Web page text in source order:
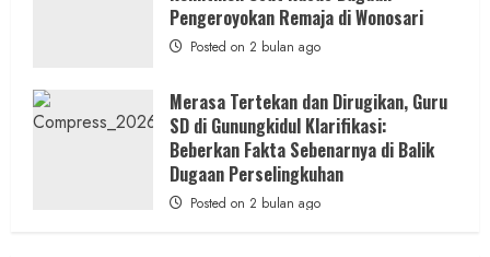
Pengeroyokan Remaja di Wonosari
Posted on 2 bulan ago
Merasa Tertekan dan Dirugikan, Guru
SD di Gunungkidul Klarifikasi:
Beberkan Fakta Sebenarnya di Balik
Dugaan Perselingkuhan
Posted on 2 bulan ago